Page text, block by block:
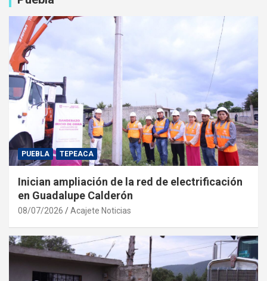
PUEBLA TEPEACA
Inician ampliación de la red de electrificación
en Guadalupe Calderón
08/07/2026 Acajete Noticias